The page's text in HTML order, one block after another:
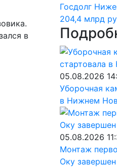
в
Госдолг
204,4 млрд
05.08.2026
Уборочная
в Нижнем
05.08.2026
Монтаж
Оку